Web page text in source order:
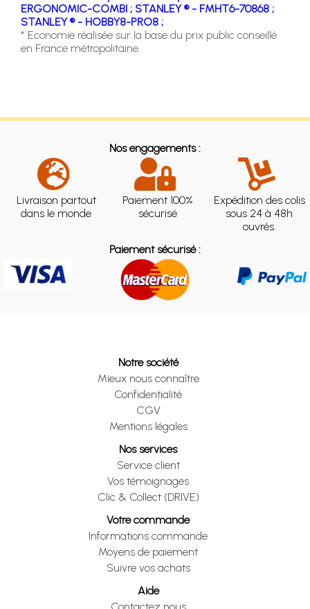
ERGONOMIC-COMBI ; STANLEY ® - FMHT6-70868 ;
STANLEY ® - HOBBY8-PRO8 ;
* Economie réalisée sur la base du prix public conseillé
en France métropolitaine
Nos engagements :
Livraison partout
dans le monde
Paiement 100%
sécurisé
Expédition des colis
sous 24 à 48h
ouvrés.
Paiement sécurisé :
Notre société
Mieux nous connaître
Confidentialité
CGV
Mentions légales
Nos services
Service client
Vos témoignages
Clic & Collect (DRIVE)
Votre commande
Informations commande
Moyens de paiement
Suivre vos achats
Aide
Contactez nous